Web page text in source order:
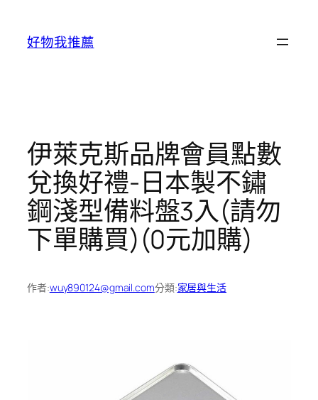
好物我推薦
伊萊克斯品牌會員點數
兌換好禮-日本製不鏽
鋼淺型備料盤3入(請勿
下單購買)(0元加購)
作者:wuy890124@gmail.com分類:家居與生活